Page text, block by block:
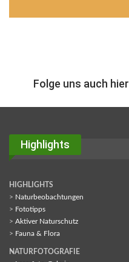
Folge uns auch hier
Highlights
HIGHLIGHTS
> Naturbeobachtungen
> Fototipps
> Aktiver Naturschutz
> Fauna & Flora
NATURFOTOGRAFIE